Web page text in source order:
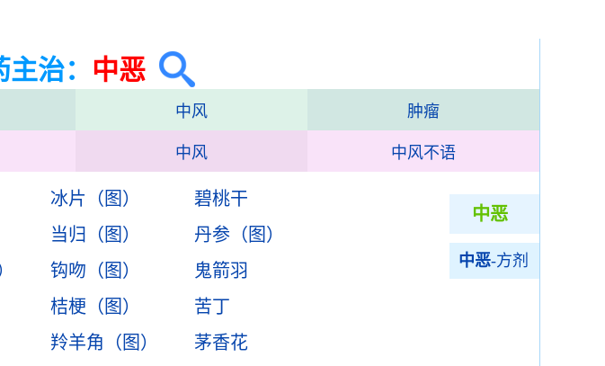
治： 中恶
中风 肿瘤
中风 中风不语
中恶
中恶-方剂
冰片（图）
碧桃干
当归（图）
丹参（图）
钩吻（图）
鬼箭羽
桔梗（图）
苦丁
羚羊角（图）
茅香花